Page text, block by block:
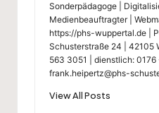
Sonderpädagoge |
Medienbeauftragter |
https://phs-wuppertal.de |
Schusterstraße 24 | 42105
563 3051 | dienstlich:
frank.heipertz@phs-
View All Posts